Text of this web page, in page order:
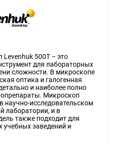
500T – это
для лабораторных
сложности. В микроскопе
оптика и галогенная
и наиболее полно
Микроскоп
научно-исследовательском
лаборатории, и в
также подходит для
заведений и